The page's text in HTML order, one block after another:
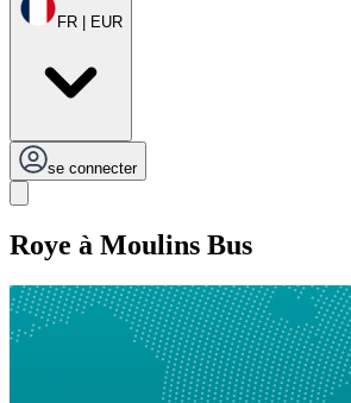
FR | EUR
se connecter
Roye à Moulins Bus